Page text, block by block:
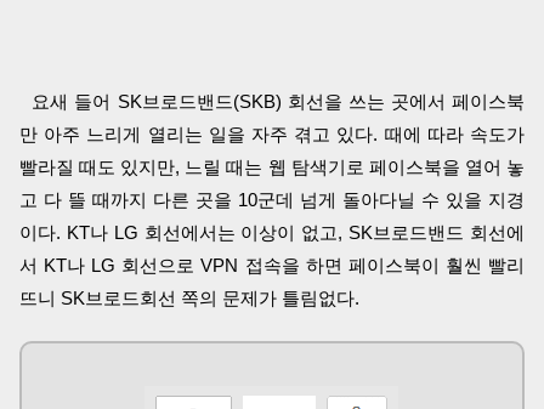
요새 들어 SK브로드밴드(SKB) 회선을 쓰는 곳에서 페이스북
만 아주 느리게 열리는 일을 자주 겪고 있다. 때에 따라 속도가
빨라질 때도 있지만, 느릴 때는 웹 탐색기로 페이스북을 열어 놓
고 다 뜰 때까지 다른 곳을 10군데 넘게 돌아다닐 수 있을 지경
이다. KT나 LG 회선에서는 이상이 없고, SK브로드밴드 회선에
서 KT나 LG 회선으로 VPN 접속을 하면 페이스북이 훨씬 빨리
뜨니 SK브로드회선 쪽의 문제가 틀림없다.